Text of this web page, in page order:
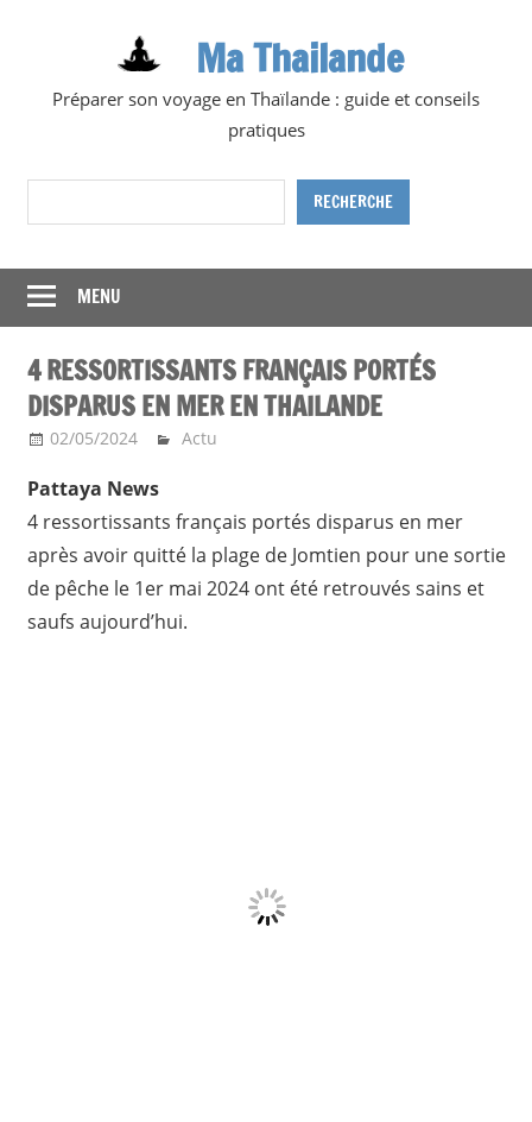
Ma Thailande
Préparer son voyage en Thaïlande : guide et conseils
pratiques
Rechercher
RECHERCHE
MENU
4 RESSORTISSANTS FRANÇAIS PORTÉS
DISPARUS EN MER EN THAILANDE
02/05/2024 Ma Thailande
Actu
Pattaya News
4 ressortissants français portés disparus en mer
après avoir quitté la plage de Jomtien pour une sortie
de pêche le 1er mai 2024 ont été retrouvés sains et
saufs aujourd’hui.